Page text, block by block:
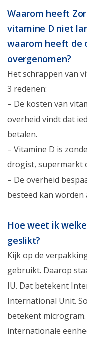
Waarom heeft
vitamine D niet
waarom heeft de
overgenomen?
Het schrappen van
3 redenen:
– De kosten van
overheid vindt dat
betalen.
– Vitamine D is
drogist, supermarkt
– De overheid
besteed kan worden
Hoe weet ik
geslikt?
Kijk op de
gebruikt. Daarop
IU. Dat betekent
International Unit.
betekent
internationale